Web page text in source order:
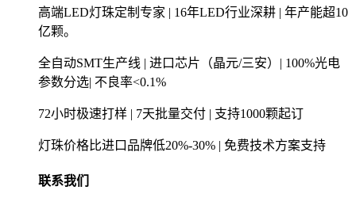
高端LED灯珠定制专家 | 16年LED行业深耕 | 年产能超10
亿颗。
全自动SMT生产线 | 进口芯片（晶元/三安）| 100%光电
参数分选| 不良率<0.1%
72小时极速打样 | 7天批量交付 | 支持1000颗起订
灯珠价格比进口品牌低20%-30% | 免费技术方案支持
联系我们